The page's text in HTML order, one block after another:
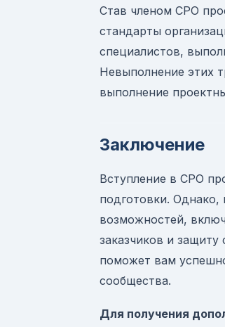
Став членом СРО
стандарты
специалистов,
Невыполнение этих
выполнение
Заключение
Вступление в СРО
подготовки.
возможностей,
заказчиков и
поможет вам
сообщества.
Для получения